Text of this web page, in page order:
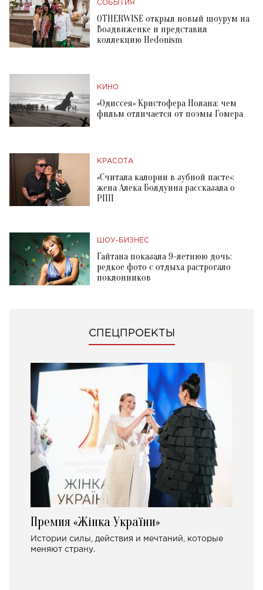
СОБЫТИЯ
OTHERWISE открыл новый шоурум на
Воздвиженке и представил
коллекцию Hedonism
КИНО
«Одиссея» Кристофера Нолана: чем
фильм отличается от поэмы Гомера
КРАСОТА
«Считала калории в зубной пасте»:
жена Алека Болдуина рассказала о
РПП
ШОУ-БИЗНЕС
Гайтана показала 9-летнюю дочь:
редкое фото с отдыха растрогало
поклонников
СПЕЦПРОЕКТЫ
Премия «Жінка України»
Истории силы, действия и мечтаний, которые
меняют страну.